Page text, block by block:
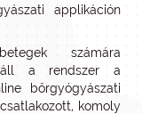
applikáción
számára
áll a rendszer a
bőrgyógyászati
komoly